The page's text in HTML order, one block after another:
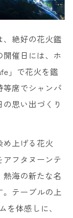
絶好の花火鑑
催日には、ホ
」で花火を鑑
席でシャンパ
思い出づくり
上げる花火
フタヌーンテ
海の新たな名
テーブルの上
を体感しに、